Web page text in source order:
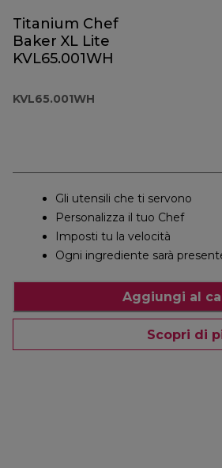
Titanium Chef
Baker XL Lite
KVL65.001WH
KVL65.001WH
Gli utensili che ti servono
Personalizza il tuo Chef
Imposti tu la velocità
Ogni ingrediente sarà
Aggiungi al
Scopri di